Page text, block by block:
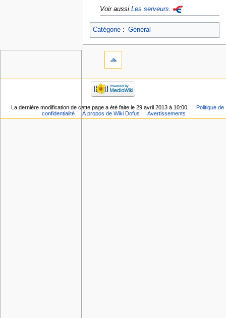
Voir aussiLes serveurs
Catégorie: Général
La dernière modification de cette page a été faite le 29 avril 2013 à 10:00.
Politique de
confidentialité
À propos de Wiki Dofus Avertissements